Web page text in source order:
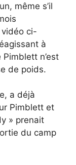
même s’il
vidéo ci-
à
n’est
de poids.
a déjà
Pimblett et
» prenait
du camp